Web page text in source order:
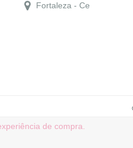
de compra.
Fortaleza - Ce